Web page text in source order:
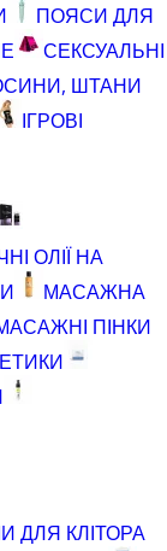
ПОЯСИ ДЛЯ
СЕКСУАЛЬНІ
ШТАНИ
ІГРОВІ
ОЛІЇ НА
МАСАЖНА
ПІНКИ
ДЛЯ КЛІТОРА